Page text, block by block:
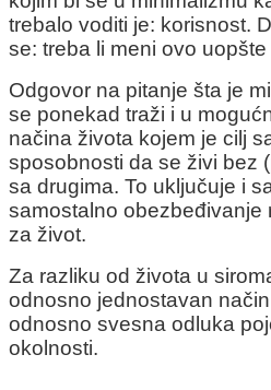
trebalo voditi je: korisnost.
se: treba li meni ovo uopšte
Odgovor na pitanje šta je
se ponekad traži i u
načina života kojem je cilj
sposobnosti da se živi bez
sa drugima. To uključuje i
samostalno obezbeđivanje
za život.
Za razliku od života u
odnosno jednostavan
odnosno svesna odluka
okolnosti.